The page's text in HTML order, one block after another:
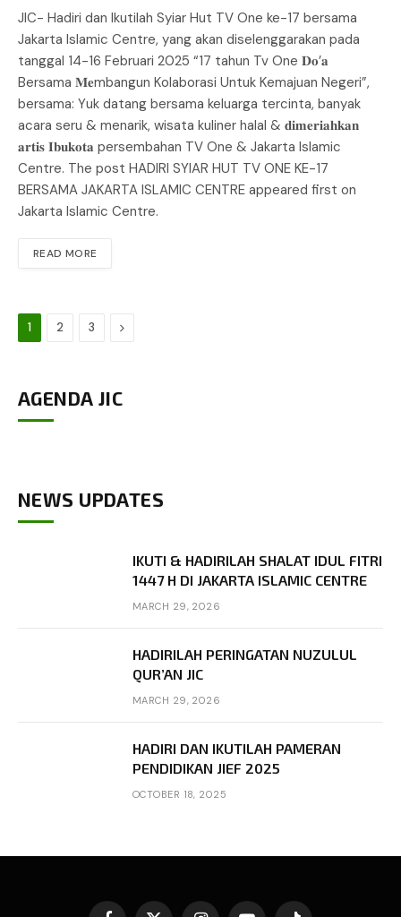
JIC- Hadiri dan Ikutilah Syiar Hut TV One ke-17 bersama
Jakarta Islamic Centre, yang akan diselenggarakan pada
tanggal 14-16 Februari 2025 “17 tahun Tv One 𝐃𝐨’𝐚
Bersama 𝐌𝐞mbangun Kolaborasi Untuk Kemajuan Negeri”,
bersama: Yuk datang bersama keluarga tercinta, banyak
acara seru & menarik, wisata kuliner halal & 𝐝𝐢𝐦𝐞𝐫𝐢𝐚𝐡𝐤𝐚𝐧
𝐚𝐫𝐭𝐢𝐬 𝐈𝐛𝐮𝐤𝐨𝐭𝐚 persembahan TV One & Jakarta Islamic
Centre. The post HADIRI SYIAR HUT TV ONE KE-17
BERSAMA JAKARTA ISLAMIC CENTRE appeared first on
Jakarta Islamic Centre.
READ MORE
1 2 3 Next
AGENDA JIC
NEWS UPDATES
IKUTI & HADIRILAH SHALAT IDUL FITRI
1447 H DI JAKARTA ISLAMIC CENTRE
MARCH 29, 2026
HADIRILAH PERINGATAN NUZULUL
QUR’AN JIC
MARCH 29, 2026
HADIRI DAN IKUTILAH PAMERAN
PENDIDIKAN JIEF 2025
OCTOBER 18, 2025